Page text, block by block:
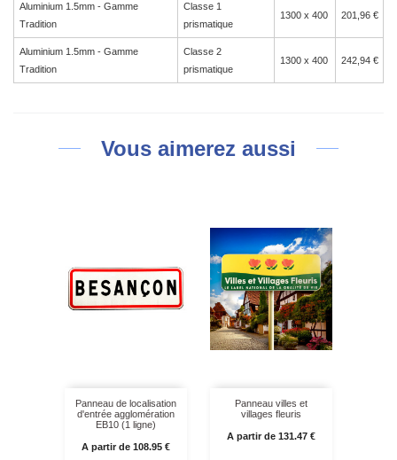
Aluminium 1.5mm - Gamme
Tradition
Classe 1
prismatique
1300 x 400 201,96 €
Aluminium 1.5mm - Gamme
Tradition
Classe 2
prismatique
1300 x 400 242,94 €
Vous aimerez aussi
Panneau de localisation
d'entrée agglomération
EB10 (1 ligne)
Prix
A partir de 108.95 €
Panneau villes et
villages fleuris
Prix
A partir de 131.47 €